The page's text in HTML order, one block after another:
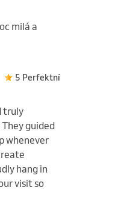
milá a
5 Perfektní
truly
guided
whenever
hang in
visit so